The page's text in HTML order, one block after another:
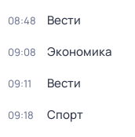
08:48 Вести
09:08 Экономика
09:11 Вести
09:18 Спорт